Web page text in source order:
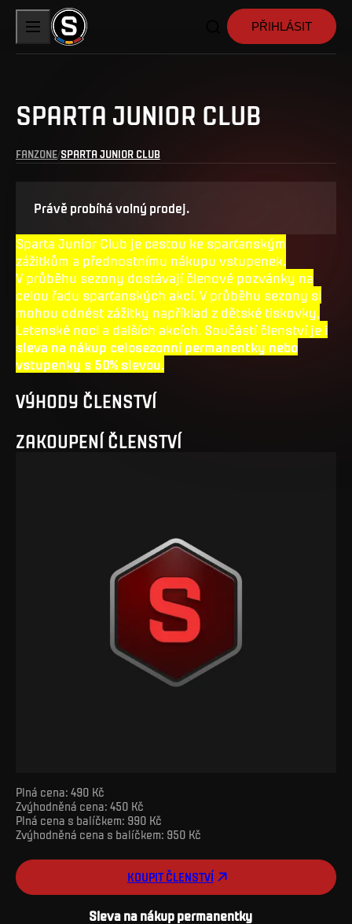
PŘIHLÁSIT
SPARTA JUNIOR CLUB
FANZONE SPARTA JUNIOR CLUB
Právě probíhá volný prodej.
Sparta Junior Club je cestou ke sparťanským
zážitkům a přednostnímu nákupu vstupenek.
V průběhu sezony dostávají členové pozvánky na
celou řadu sparťanských akcí. V průběhu sezony si
mohou odnést zážitky například z dětské tiskovky,
Letenské noci a dalších akcích. Součástí členství je i
sleva na nákup celosezonní permanentky nebo
vstupenky s 50% slevou.
VÝHODY ČLENSTVÍ
ZAKOUPENÍ ČLENSTVÍ
Plná cena: 490 Kč
Zvýhodněná cena: 450 Kč
Plná cena s balíčkem: 990 Kč
Zvýhodněná cena s balíčkem: 950 Kč
KOUPIT ČLENSTVÍ
Sleva na nákup permanentky